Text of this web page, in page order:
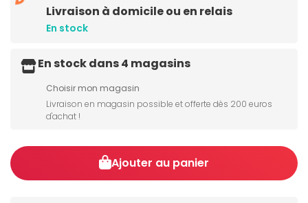
Livraison à domicile ou en relais
En stock
En stock dans 4 magasins
Choisir mon magasin
Livraison en magasin possible et offerte dès 200 euros
d'achat !
Ajouter au panier